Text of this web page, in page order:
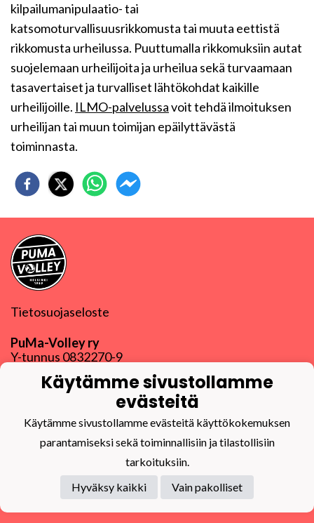
kilpailumanipulaatio- tai
katsomoturvallisuusrikkomusta tai muuta eettistä
rikkomusta urheilussa. Puuttumalla rikkomuksiin autat
suojelemaan urheilijoita ja urheilua sekä turvaamaan
tasavertaiset ja turvalliset lähtökohdat kaikille
urheilijoille. ILMO-palvelussavoit tehdä ilmoituksen
urheilijan tai muun toimijan epäilyttävästä
toiminnasta.
Tietosuojaseloste
PuMa-Volley ry
Y-tunnus 0832270-9
Linkki muihin yhteystietoihin
Powered by
Käytämme sivustollamme
evästeitä
Käytämme sivustollamme evästeitä käyttökokemuksen
parantamiseksi sekä toiminnallisiin ja tilastollisiin
tarkoituksiin.
Hyväksy kaikki
Vain pakolliset